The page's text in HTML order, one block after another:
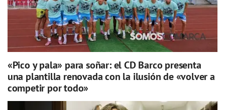
«Pico y pala» para soñar: el CD Barco presenta
una plantilla renovada con la ilusión de «volver a
competir por todo»